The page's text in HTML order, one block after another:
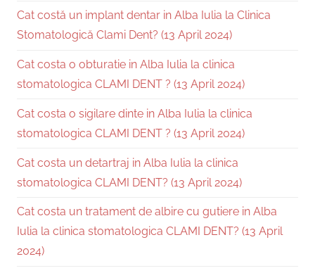
Cat costă un implant dentar in Alba Iulia la Clinica
Stomatologică Clami Dent? (13 April 2024)
Cat costa o obturatie in Alba Iulia la clinica
stomatologica CLAMI DENT ? (13 April 2024)
Cat costa o sigilare dinte in Alba Iulia la clinica
stomatologica CLAMI DENT ? (13 April 2024)
Cat costa un detartraj in Alba Iulia la clinica
stomatologica CLAMI DENT? (13 April 2024)
Cat costa un tratament de albire cu gutiere in Alba
Iulia la clinica stomatologica CLAMI DENT? (13 April
2024)